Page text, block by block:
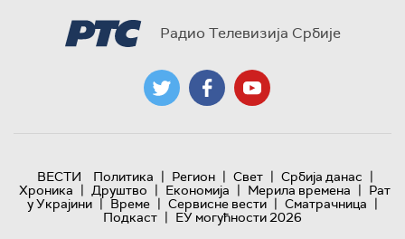
Радио Телевизија Србије
ВЕСТИ Политика | Регион | Свет | Србија данас |
Хроника | Друштво | Економија | Мерила времена | Рат
у Украјини | Време | Сервисне вести | Сматрачница |
Подкаст | ЕУ могућности 2026